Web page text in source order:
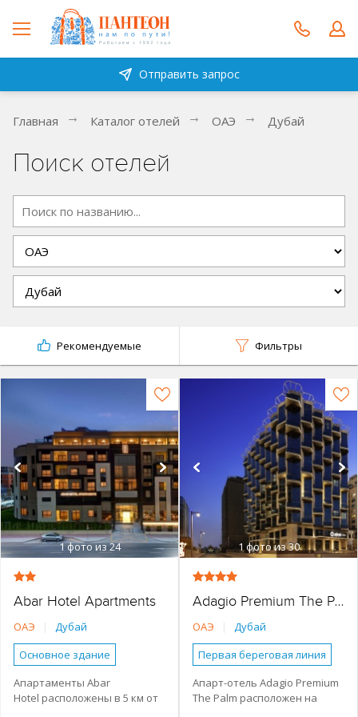
Отправить запрос
Главная Каталог отелей ОАЭ Дубай
Поиск отелей
Рекомендуемые Фильтры
1фото из 24
Abar Hotel Apartments
ОАЭ
Дубай
Основное здание
Апартаменты
Семейные номера
Апартаменты Abar
Hotel расположены в 5 км от
1фото из 30
Adagio Premium The Palm
ОАЭ
Дубай
Первая береговая линия
До 500 м от моря
Наличие туристической
Апарт-отель Adagio Premium
The Palm расположен на